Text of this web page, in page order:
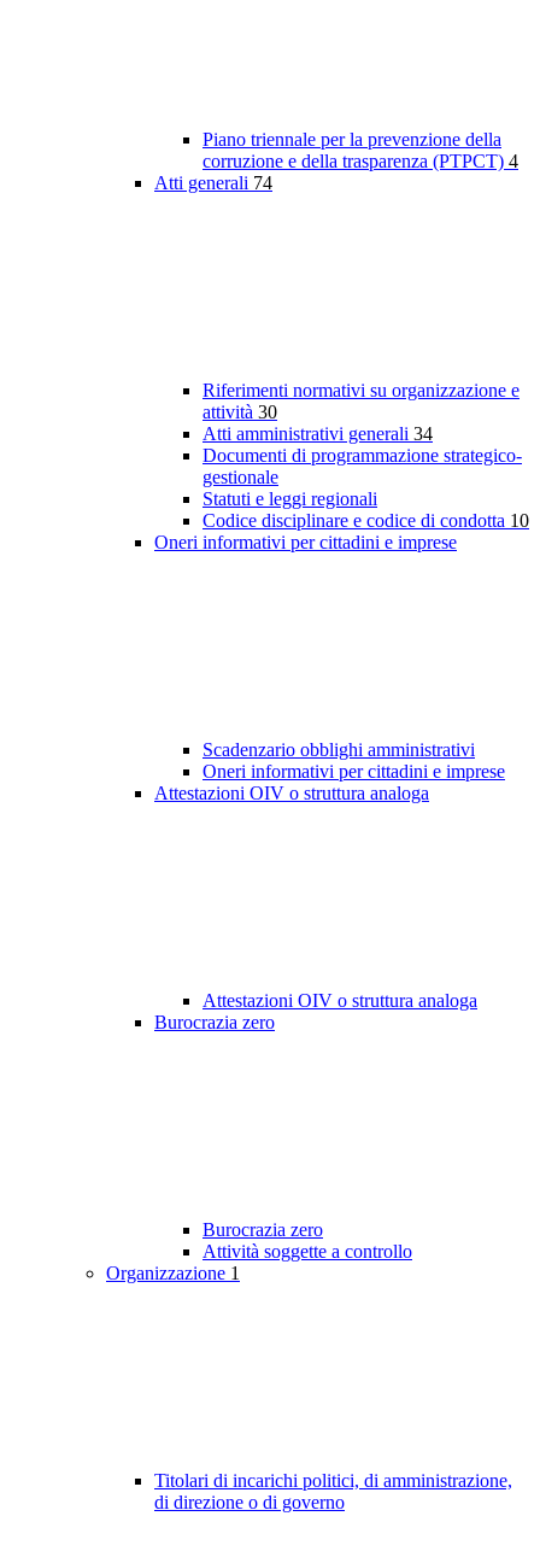
Piano triennale per la prevenzione della
corruzione e della trasparenza (PTPCT) 4
Atti generali 74
Riferimenti normativi su organizzazione e
attività 30
Atti amministrativi generali 34
Documenti di programmazione strategico-
gestionale
Statuti e leggi regionali
Codice disciplinare e codice di condotta 10
Oneri informativi per cittadini e imprese
Scadenzario obblighi amministrativi
Oneri informativi per cittadini e imprese
Attestazioni OIV o struttura analoga
Attestazioni OIV o struttura analoga
Burocrazia zero
Burocrazia zero
Attività soggette a controllo
Organizzazione 1
Titolari di incarichi politici, di amministrazione,
di direzione o di governo